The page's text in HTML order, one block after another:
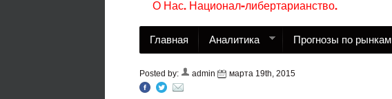
О Нас. Национал-либертарианство.
Главная Аналитика Прогнозы по рынкам
Posted by: admin марта 19th, 2015